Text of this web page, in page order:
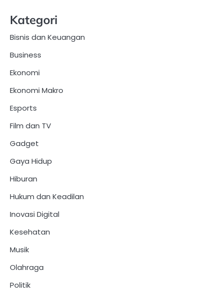
Kategori
Bisnis dan Keuangan
Business
Ekonomi
Ekonomi Makro
Esports
Film dan TV
Gadget
Gaya Hidup
Hiburan
Hukum dan Keadilan
Inovasi Digital
Kesehatan
Musik
Olahraga
Politik